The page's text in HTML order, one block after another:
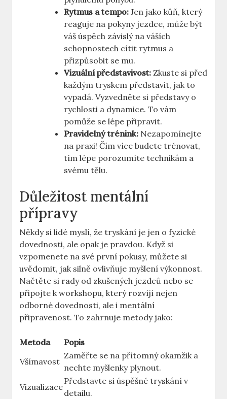
Rytmus a tempo: Jen jako kůň, který
reaguje na pokyny jezdce, může být
váš úspěch závislý na váších
schopnostech cítit rytmus a
přizpůsobit se mu.
Vizuální představivost: Zkuste si před
každým tryskem představit, jak to
vypadá. Vyzvedněte si představy o
rychlosti a dynamice. To vám
pomůže se lépe připravit.
Pravidelný trénink: Nezapomínejte
na praxi! Čím více budete trénovat,
tím lépe porozumíte technikám a
svému tělu.
Důležitost mentální
přípravy
Někdy si lidé myslí, že tryskání je jen o fyzické
dovednosti, ale opak je pravdou. Když si
vzpomenete na své první pokusy, můžete si
uvědomit, jak silně ovlivňuje myšlení výkonnost.
Načtěte si rady od zkušených jezdců nebo se
připojte k workshopu, který rozvíjí nejen
odborné dovednosti, ale i mentální
připravenost. To zahrnuje metody jako:
Metoda
Popis
Všímavost
Zaměřte se na přítomný okamžik a
nechte myšlenky plynout.
Vizualizace
Představte si úspěšné tryskání v
detailu.